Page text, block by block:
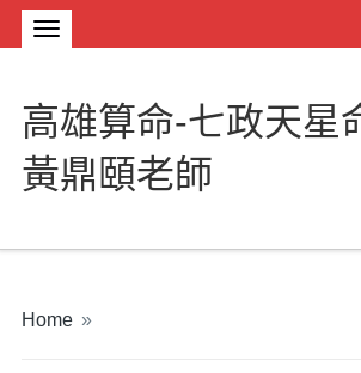
高雄算命-七政天星
黃鼎頤老師
Home »